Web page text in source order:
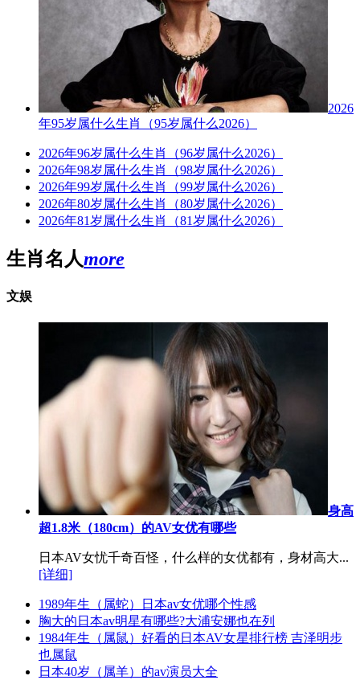
2026
年95岁属什么生肖（95岁属什么2026）
2026年96岁属什么生肖（96岁属什么2026）
2026年98岁属什么生肖（98岁属什么2026）
2026年99岁属什么生肖（99岁属什么2026）
2026年80岁属什么生肖（80岁属什么2026）
2026年81岁属什么生肖（81岁属什么2026）
生肖名人more
文娱
身高
超1.8米（180cm）的AV女优有哪些
日本AV女忧千奇百怪，什么样的女优都有，身材高大...
[详细]
1989年生（属蛇）日本av女优哪个性感
胸大的日本av明星有哪些?大浦安娜也在列
1984年生（属鼠）好看的日本AV女星排行榜 吉泽明步
也属鼠
日本40岁（属羊）的av演员大全